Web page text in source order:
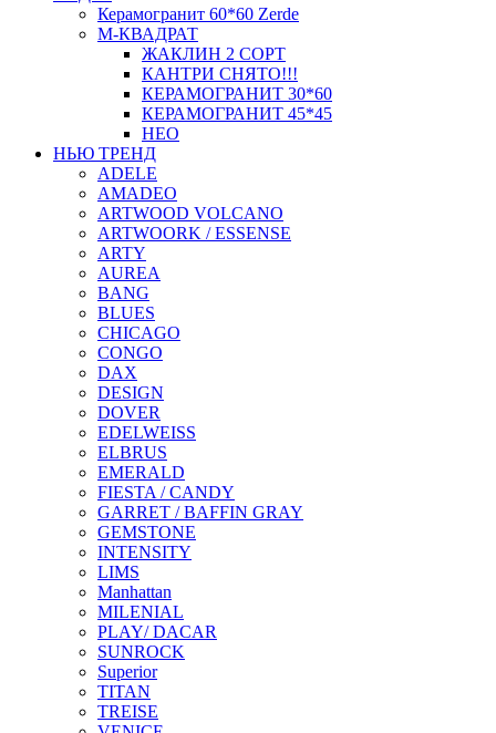
Керамогранит 60*60 Zerde
М-КВАДРАТ
ЖАКЛИН 2 СОРТ
КАНТРИ СНЯТО!!!
КЕРАМОГРАНИТ 30*60
КЕРАМОГРАНИТ 45*45
НЕО
НЬЮ ТРЕНД
ADELE
AMADEO
ARTWOOD VOLCANO
ARTWOORK / ESSENSE
ARTY
AUREA
BANG
BLUES
CHICAGO
CONGO
DAX
DESIGN
DOVER
EDELWEISS
ELBRUS
EMERALD
FIESTA / CANDY
GARRET / BAFFIN GRAY
GEMSTONE
INTENSITY
LIMS
Manhattan
MILENIAL
PLAY/ DACAR
SUNROCK
Superior
TITAN
TREISE